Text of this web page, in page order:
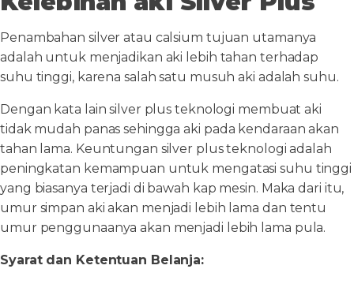
Penambahan silver atau calsium tujuan utamanya
adalah untuk menjadikan aki lebih tahan terhadap
suhu tinggi, karena salah satu musuh aki adalah suhu.
Dengan kata lain silver plus teknologi membuat aki
tidak mudah panas sehingga aki pada kendaraan akan
tahan lama. Keuntungan silver plus teknologi adalah
peningkatan kemampuan untuk mengatasi suhu tinggi
yang biasanya terjadi di bawah kap mesin. Maka dari itu,
umur simpan aki akan menjadi lebih lama dan tentu
umur penggunaanya akan menjadi lebih lama pula.
Syarat dan Ketentuan Belanja: